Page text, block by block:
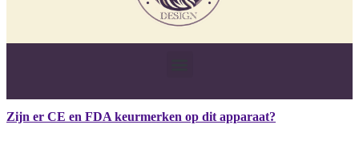
Zijn er CE en FDA keurmerken op dit apparaat?